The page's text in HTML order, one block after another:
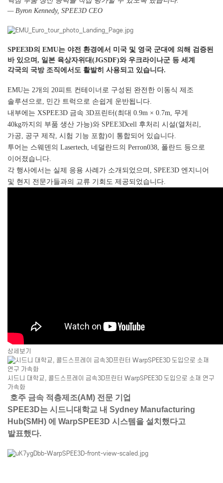
— Byron Kennedy, SPEE3D CEO
SPEE3D의 EMU는 야전 환경에서 미국 및 영국 군대에 의해 검증된
바 있으며, 일본 육상자위대(JGSDF)와 우크라이나군 등 세계
각국의 국방 조직에서도 활발히 사용되고 있습니다.
EMU는 2개의 20피트 컨테이너로 구성된 완전한 이동식 제조
솔루션으로, 민간 트럭으로 손쉽게 운반됩니다.
내부에는 XSPEE3D 금속 3D프린터(최대 0.9m × 0.7m, 무게
40kg까지의 부품 생산 가능)와 SPEE3Dcell 후처리 시설(열처리,
가공, 공구 제작, 시험 기능 포함)이 통합되어 있습니다.
투어는 스웨덴의 Lasertech, 네덜란드의 Perron038, 폴란드 등으로
이어졌습니다.
각 행사에서는 실제 응용 사례가 소개되었으며, SPEE3D 엔지니어
및 현지 전문가들과의 교류 기회도 제공되었습니다.
상세보기
시드니 대학교, 콜드스프레이 금속3D프린터 WarpSPEE3D 도입으로 소재 연구
가속화
호주 금속 적층제조(AM) 전문 기업
SPEE3D는 시드니대학교 내 Sydney Manufacturing
Hub(SMH) 에 WarpSPEE3D 시스템을 설치했다고
발표했다.